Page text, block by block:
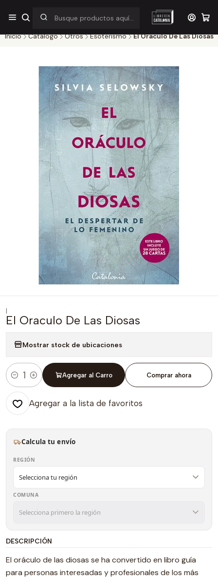
¡Por pocos días! Despacho a $1.000 en RM por compras sobre
$38.000
Inicio Catálogo Otros Esoterismo El Oraculo De Las Diosas
|
El Oraculo De Las Diosas
Mostrar stock de ubicaciones
Cantidad
Agregar al Carro Comprar ahora
Agregar a la lista de favoritos
Calcula tu envío
REGIÓN
COMUNA
DESCRIPCIÓN
El oráculo de las diosas se ha convertido en libro guía
para personas interesadas y profesionales de los más